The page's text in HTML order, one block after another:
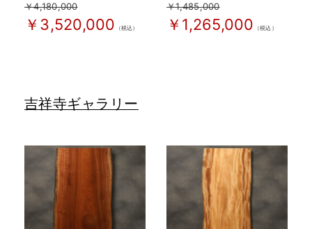
￥4,180,000
￥3,520,000 （税込）
￥1,485,000
￥1,265,000 （税込）
吉祥寺ギャラリー